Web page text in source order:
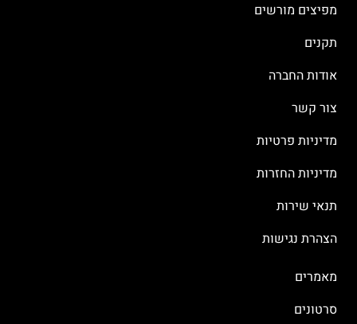
מפיצים מורשים
תקנים
אודות החברה
צור קשר
מדיניות פרטיות
מדיניות החזרות
תנאי שירות
הצהרת נגישות
מאמרים
סרטונים